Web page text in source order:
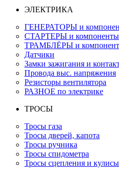
ЭЛЕКТРИКА
ГЕНЕРАТОРЫ и
СТАРТЕРЫ и компоненты
ТРАМБЛЁРЫ и
Датчики
Замки зажигания и
Провода выс. напряжения
Резисторы вентилятора
РАЗНОЕ по электрике
ТРОСЫ
Тросы газа
Тросы дверей, капота
Тросы ручника
Тросы спидометра
Тросы сцепления и